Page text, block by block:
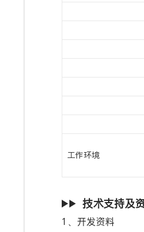
工作环境
技术支持及
1、开发资料